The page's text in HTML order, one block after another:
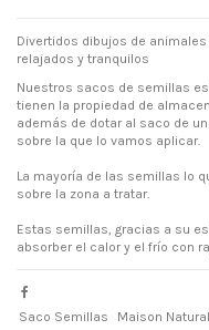
Divertidos dibujos de
relajados y tranquilos
Nuestros sacos de semillas
tienen la propiedad de
además de dotar al saco de
sobre la que lo vamos aplicar.
La mayoría de las semillas lo
sobre la zona a tratar.
Estas semillas, gracias a su
absorber el calor y el frío con
Saco Semillas Maison Natural